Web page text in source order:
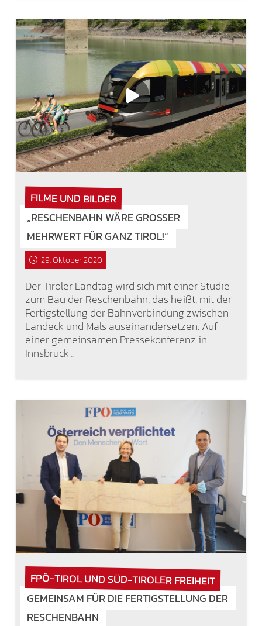
FILME UND BILDER
„RESCHENBAHN WÄRE GROSSER M
EHRWERT FÜR GANZ TIROL!“
29. Oktober 2020
Der Tiroler Landtag wird sich mit einer Studie
zum Bau der Reschenbahn, das heißt, mit der
Fertigstellung der Bahnverbindung zwischen
Landeck und Mals auseinandersetzen. Auf
einer gemeinsamen Pressekonferenz in
Innsbruck…
FPÖ-TIROL UND SÜD-TIROLER FREIHEIT
GEMEINSAM FÜR DIE FERTIGSTELLUNG DER
RESCHENBAHN